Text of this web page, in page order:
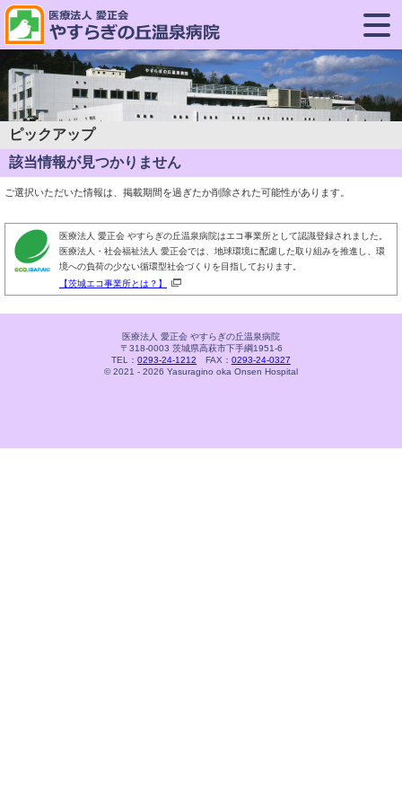
ピックアップ
該当情報が見つかりません
ご選択いただいた情報は、掲載期間を過ぎたか削除された可能性があります。
医療法人 愛正会 やすらぎの丘温泉病院はエコ事業所として認識登録されました。
医療法人・社会福祉法人 愛正会では、地球環境に配慮した取り組みを推進し、環
境への負荷の少ない循環型社会づくりを目指しております。
【茨城エコ事業所とは？】
医療法人 愛正会 やすらぎの丘温泉病院
〒318-0003 茨城県高萩市下手綱1951-6
TEL：0293-24-1212 FAX： 0293-24-0327
© 2021 - 2026 Yasuragino oka Onsen Hospital